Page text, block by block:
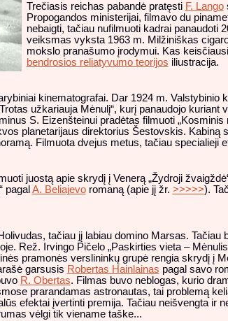
Trečiasis reichas pabandė pratęsti F. Lango
Propogandos ministerijai, filmavo du
nebaigti, tačiau nufilmuoti kadrai panaudoti
veiksmas vyksta 1963 m. Milžiniškas
mokslo pranašumo įrodymui. Kas
bendrosios reliatyvumo teorijos iliustracija.
kinematografai. Dar 1924 m. Valstybinio
užkariauja Mėnulį“, kurį panaudojo kuriant
S. Eizenšteinui pradėtas filmuoti „Kosminis
planetarijaus direktorius Šestovskis.
Filmuota dvejus metus, tačiau specialieji
juostą apie skrydį į Venerą „Žydroji
pagalA. Beliajevoromaną (apie jį žr. >>>>>).
tačiau jį labiau domino Marsas. Tačiau
Rež. Irvingo Pičelo „Paskirties vieta –
pramonės verslininkų grupė rengia skrydį į
garsusis Robertas Hainlainas pagal savo
R. Obertas. Filmas buvo neblogas, kurio
prarandamas astronautas, tai problemą
efektai įvertinti premija. Tačiau neišvengta ir
vėlgi tik viename taške...